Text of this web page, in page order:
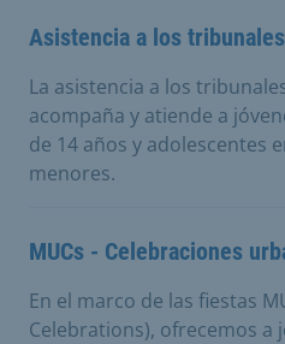
Asistencia a los
La asistencia a los
acompaña y atiende a
de 14 años y adolescentes
menores.
MUCs - Celebraciones
En el marco de las fiestas
Celebrations), ofrecemos a